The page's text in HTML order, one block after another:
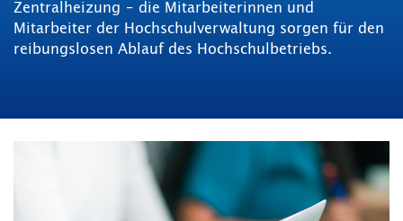
Zentralheizung – die Mitarbeiterinnen und
Mitarbeiter der Hochschulverwaltung sorgen für den
reibungslosen Ablauf des Hochschulbetriebs.